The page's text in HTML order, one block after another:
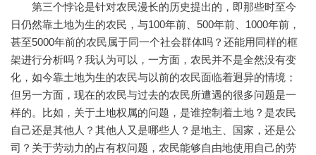
第三个悖论是针对农民漫长的历史提出的，即那些时至今
日仍然靠土地为生的农民，与100年前、500年前、1000年前，
甚至5000年前的农民属于同一个社会群体吗？还能用同样的框
架进行分析吗？我认为可以，一方面，农民并不是全然没有变
化，如今靠土地为生的农民与以前的农民面临着迥异的情境；
但另一方面，现在的农民与过去的农民所遭遇的很多问题是一
样的。比如，关于土地权属的问题，是谁控制着土地？是农民
自己还是其他人？其他人又是哪些人？是地主、国家，还是公
司？关于劳动力的占有权问题，农民能够自由地使用自己的劳